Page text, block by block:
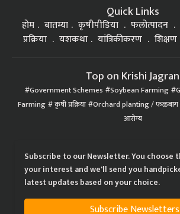
Quick Links
होम बातम्या कृषीपीडिया फलोत्पादन
प्रक्रिया
यशकथा यांत्रिकीकरण शिक्षण
Top on Krishi Jagran
Government Schemes Soybean Farming
Farming कृषी प्रक्रिया Orchard planting / फळबाग
आरोग्य
Subscribe to our Newsletter. You choose
your interest and we'll send you
latest updates based on your choice.
Subscribe Newsletters